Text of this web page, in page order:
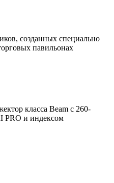
созданных специально
павильонах
класса Beam с 260-
PRO и индексом